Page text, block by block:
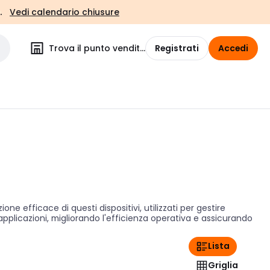
Vedi calendario chiusure
Trova il punto vendita Registrati Accedi
efficace di questi dispositivi, utilizzati per gestire
migliorando l'efficienza operativa e assicurando
Lista
Griglia